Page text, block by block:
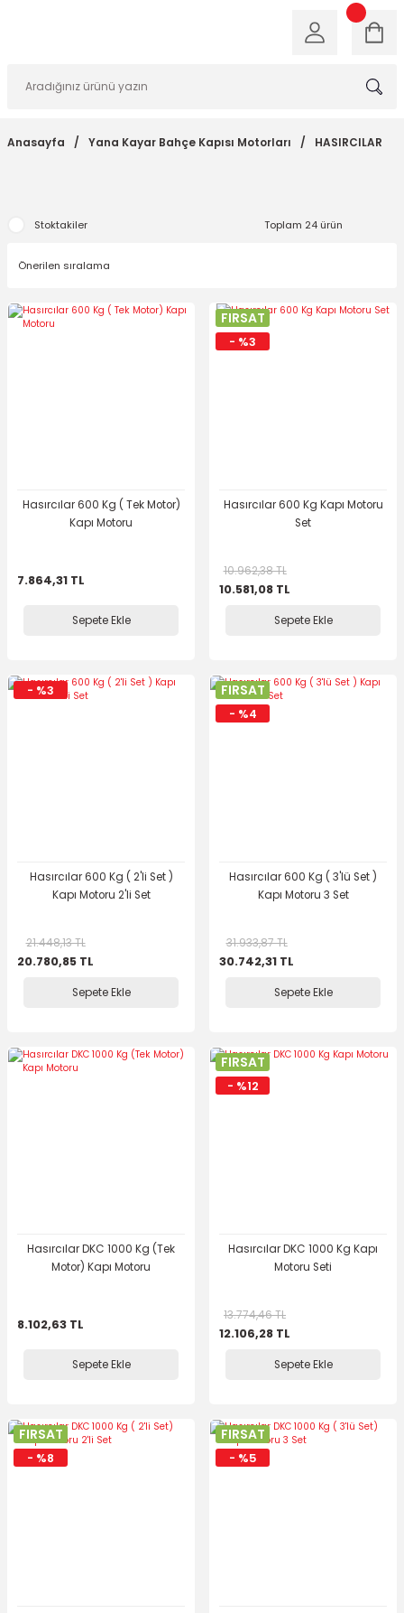
Anasayfa Yana Kayar Bahçe Kapısı Motorları HASIRCILAR
Stoktakiler Toplam 24 ürün
Hasırcılar 600 Kg ( Tek Motor)
Kapı Motoru
7.864,31 TL
Sepete Ekle
FIRSAT
- %3
Hasırcılar 600 Kg Kapı Motoru
Set
10.962,38 TL
10.581,08 TL
Sepete Ekle
- %3
Hasırcılar 600 Kg ( 2'li Set )
Kapı Motoru 2'li Set
21.448,13 TL
20.780,85 TL
Sepete Ekle
FIRSAT
- %4
Hasırcılar 600 Kg ( 3'lü Set )
Kapı Motoru 3 Set
31.933,87 TL
30.742,31 TL
Sepete Ekle
Hasırcılar DKC 1000 Kg (Tek
Motor) Kapı Motoru
8.102,63 TL
Sepete Ekle
FIRSAT
- %12
Hasırcılar DKC 1000 Kg Kapı
Motoru Seti
13.774,46 TL
12.106,28 TL
Sepete Ekle
FIRSAT
- %8
FIRSAT
- %5